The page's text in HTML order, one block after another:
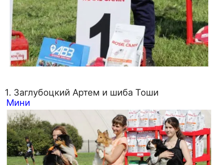
1. Заглубоцкий Артем и шиба Тоши
Мини